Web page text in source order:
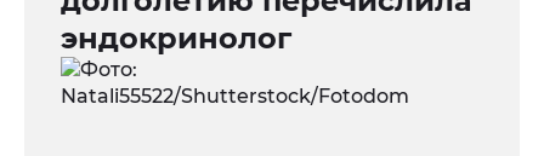
эндокринолог